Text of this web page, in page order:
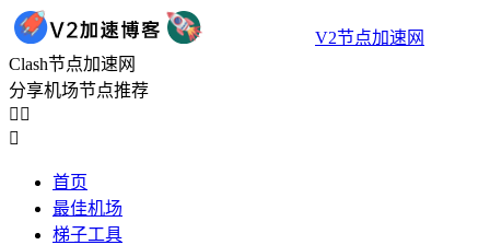
V2节点加速网
Clash节点加速网
分享机场节点推荐
 

首页
最佳机场
梯子工具